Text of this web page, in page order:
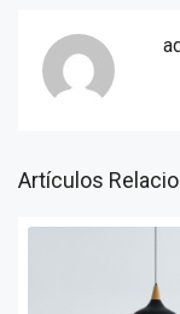
Artículos